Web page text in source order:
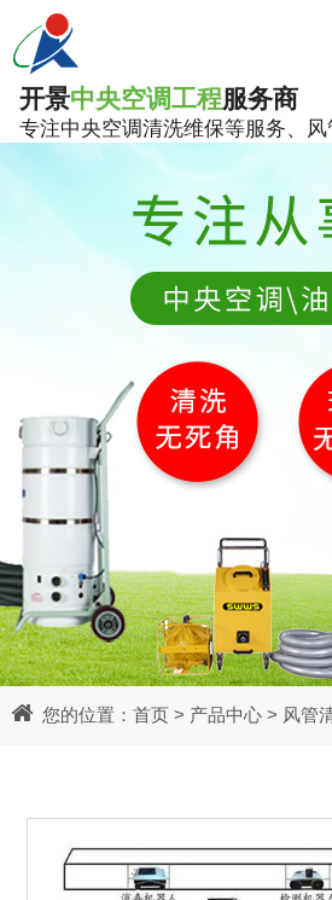
开景中央空调工程服务商
专注中央空调清洗维保等服务、
您的位置： 首页> 产品中心 > 风管